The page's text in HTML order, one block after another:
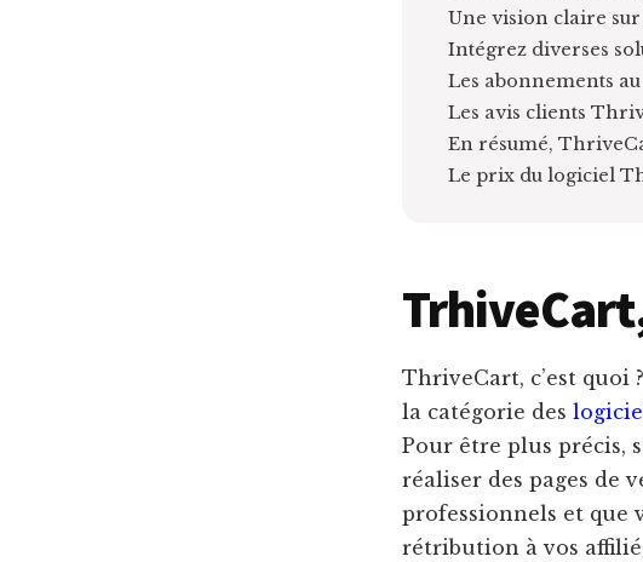
Une vision claire
Intégrez diverses
Les abonnements
Les avis clients
En résumé,
Le prix du logiciel
ThriveCart, c’est quoi
la catégorie des
Pour être plus précis,
réaliser des pages de
professionnels et que
rétribution à vos